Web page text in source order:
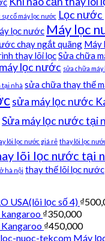
sự cố máy lọc nước Lọc nước
lọc nước Máy lọc
chạy ngắt quãng Máy
thay lõi lọcSửa chữa
lọc nước sửa chữa
tại nhà sửa chữa thay thế
sửa máy lọc nước
Sửa máy lọc nước tại
lõi lọc nước giá rẻ thay lõi lọc
lõi lọc nước tại
hà nội thay thế lõi lọc nước
USA(lõi lọc số 4) ₫
kangaroo ₫350,000
Kangaroo ₫450,000
Máy